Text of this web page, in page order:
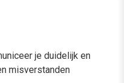
je duidelijk en
misverstanden